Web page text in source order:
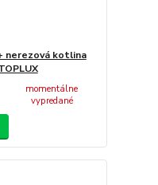
nerezová kotlina
momentálne
vypredané